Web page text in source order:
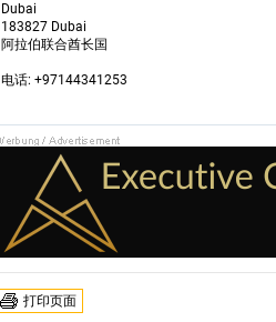
Dubai
183827 Dubai
阿拉伯联合酋长国
电话: +97144341253
打印页面